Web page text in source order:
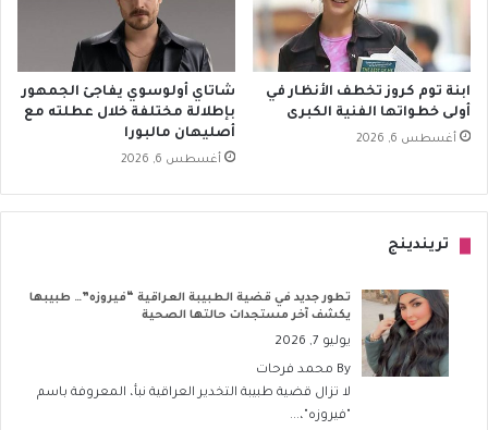
ابنة توم كروز تخطف الأنظار في
أولى خطواتها الفنية الكبرى
أغسطس 6, 2026
شاتاي أولوسوي يفاجئ الجمهور
بإطلالة مختلفة خلال عطلته مع
أصليهان مالبورا
أغسطس 6, 2026
تريندينج
تطور جديد في قضية الطبيبة العراقية “فيروزه”… طبيبها
يكشف آخر مستجدات حالتها الصحية
يوليو 7, 2026
By محمد فرحات
لا تزال قضية طبيبة التخدير العراقية نبأ، المعروفة باسم
"فيروزه"،...